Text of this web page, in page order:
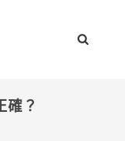
確？